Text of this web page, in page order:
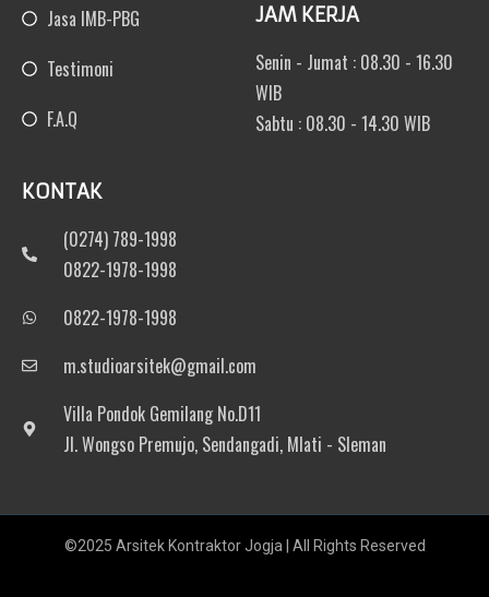
Jasa IMB-PBG
Testimoni
F.A.Q
JAM KERJA
Senin - Jumat : 08.30 - 16.30
WIB
Sabtu : 08.30 - 14.30 WIB
KONTAK
(0274) 789-1998
0822-1978-1998
0822-1978-1998
m.studioarsitek@gmail.com
Villa Pondok Gemilang No.D11
Jl. Wongso Premujo, Sendangadi, Mlati - Sleman
©2025 Arsitek Kontraktor Jogja | All Rights Reserved